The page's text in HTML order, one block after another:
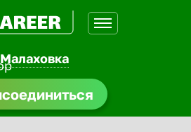
Малаховка